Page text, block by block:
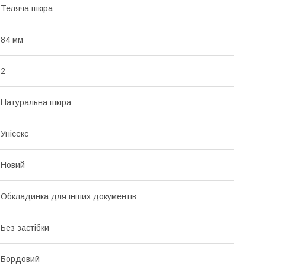
Теляча шкіра
84 мм
2
Натуральна шкіра
Унісекс
Новий
Обкладинка для інших документів
Без застібки
Бордовий